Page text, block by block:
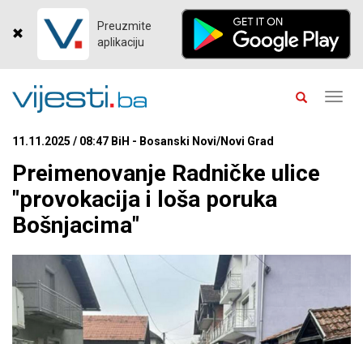
Preuzmite
aplikaciju
11.11.2025 / 08:47 BiH - Bosanski Novi/Novi Grad
Preimenovanje Radničke ulice
"provokacija i loša poruka
Bošnjacima"